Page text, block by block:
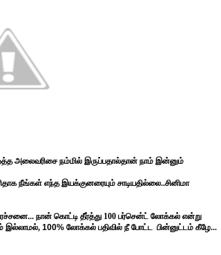
அலைவரிசை நம்மில் இருப்பதால்தான் நாம் இன்னும்
நீங்கள் எந்த இயக்குனரையும் சாடியதில்லை..சினிமா
நான் கொட்டி தீர்த்து 100 பர்சென்ட் லோக்கல் என்று
இல்லாமல், 100% லோக்கல் பதிவில் நீ போட்ட பின்னுட்டம் கீழே...